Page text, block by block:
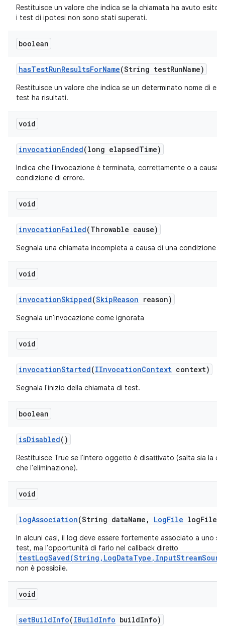
Restituisce un valore che indica se la chiamata ha avuto esito
i test di ipotesi non sono stati superati.
boolean
hasTestRunResultsForName(String testRunName)
Restituisce un valore che indica se un determinato nome di
test ha risultati.
void
invocationEnded(long elapsedTime)
Indica che l'invocazione è terminata, correttamente o a causa
condizione di errore.
void
invocationFailed(Throwable cause)
Segnala una chiamata incompleta a causa di una condizione
void
invocationSkipped(SkipReason reason)
Segnala un'invocazione come ignorata
void
invocationStarted(IInvocationContext context)
Segnala l'inizio della chiamata di test.
boolean
isDisabled()
Restituisce True se l'intero oggetto è disattivato (salta sia la
che l'eliminazione).
void
logAssociation(String dataName , LogFile logFile)
In alcuni casi, il log deve essere fortemente associato a uno
test, ma l'opportunità di farlo nel callback diretto
non è possibile.
void
setBuildInfo(IBuildInfo buildInfo)